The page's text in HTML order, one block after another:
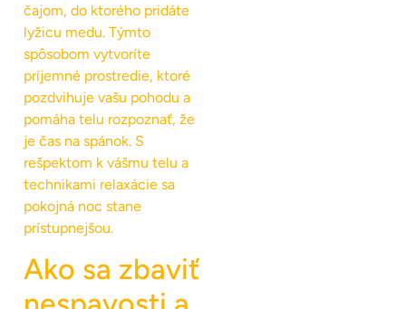
čajom, do ktorého pridáte
lyžicu medu. Týmto
spôsobom vytvoríte
príjemné prostredie, ktoré
pozdvihuje vašu pohodu a
pomáha telu rozpoznať, že
je čas na spánok. S
rešpektom k vášmu telu a
technikami relaxácie sa
pokojná noc stane
prístupnejšou.
Ako sa zbaviť